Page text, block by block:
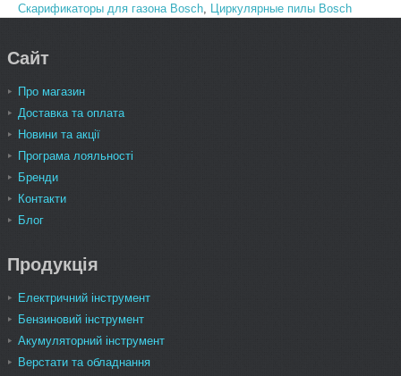
Скарификаторы для газона Bosch, Циркулярные пилы Bosch
Сайт
Про магазин
Доставка та оплата
Новини та акції
Програма лояльності
Бренди
Контакти
Блог
Продукція
Електричний інструмент
Бензиновий інструмент
Акумуляторний інструмент
Верстати та обладнання